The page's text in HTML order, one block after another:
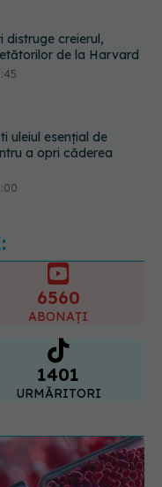
uleiul esențial de
a opri căderea
TORCH și cine trebuie
un rezultat
6560
ABONAȚI
1401
URMĂRITORI